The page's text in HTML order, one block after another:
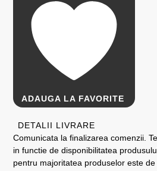
ADAUGA LA FAVORITE
DETALII LIVRARE
Comunicata la finalizarea comenzii.
in functie de disponibilitatea
pentru majoritatea produselor este